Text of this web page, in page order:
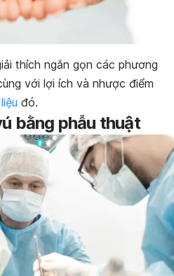
thích ngắn gọn các phương
với lợi ích và nhược điểm
đó.
bằng phẫu thuật